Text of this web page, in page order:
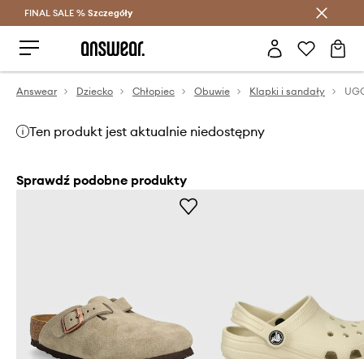
Oszczędzaj z Answear Club >
FINAL SALE % Szczegóły
Answear Dziecko Chłopiec Obuwie Klapki i sandały
Ten produkt jest aktualnie niedostępny
Sprawdź podobne produkty